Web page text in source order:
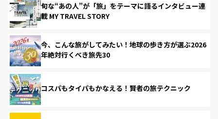
旬な“あの人”が「旅」をテーマに語るインタビュー連
載 MY TRAVEL STORY
今、こんな旅がしてみたい！地球の歩き方が選ぶ2026
年絶対行くべき旅先30
コスパもタイパもかなえる！賢者の旅テクニック